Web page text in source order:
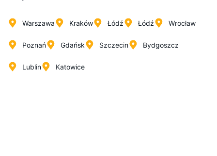
Warszawa Kraków Łódź Łódź Wrocław
Poznań Gdańsk Szczecin Bydgoszcz
Lublin Katowice